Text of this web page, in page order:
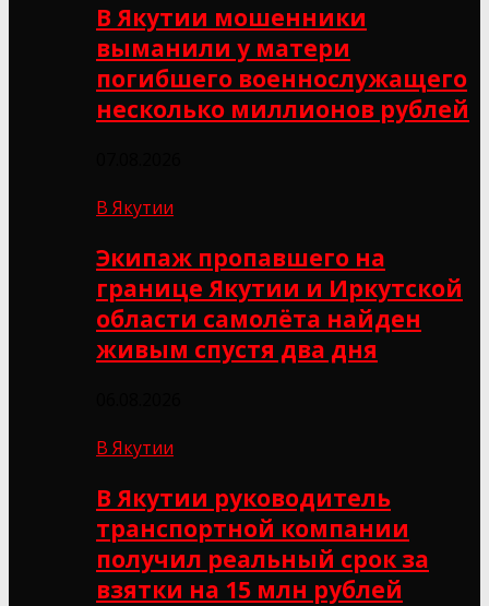
В Якутии мошенники
выманили у матери
погибшего военнослужащего
несколько миллионов рублей
В Якутии
Экипаж пропавшего на
границе Якутии и Иркутской
области самолёта найден
живым спустя два дня
В Якутии
В Якутии руководитель
транспортной компании
получил реальный срок за
взятки на 15 млн рублей